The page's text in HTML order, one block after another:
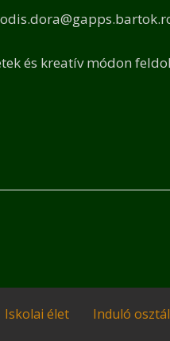
és kreatív módon
Iskolai élet Induló